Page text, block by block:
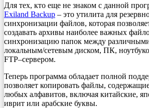
Для тех, кто еще не знаком с данной
Exiland Backup – это утилита для
синхронизации файлов, которая
создавать архивы наиболее важных
синхронизацию папок между
локальным/сетевым диском, ПК,
FTP–сервером.
Теперь программа обладает полной
позволяет копировать файлы,
любых алфавитов, включая китайские,
иврит или арабские буквы.